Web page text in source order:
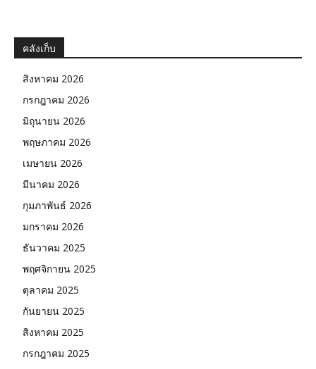
คลังเก็บ
สิงหาคม 2026
กรกฎาคม 2026
มิถุนายน 2026
พฤษภาคม 2026
เมษายน 2026
มีนาคม 2026
กุมภาพันธ์ 2026
มกราคม 2026
ธันวาคม 2025
พฤศจิกายน 2025
ตุลาคม 2025
กันยายน 2025
สิงหาคม 2025
กรกฎาคม 2025